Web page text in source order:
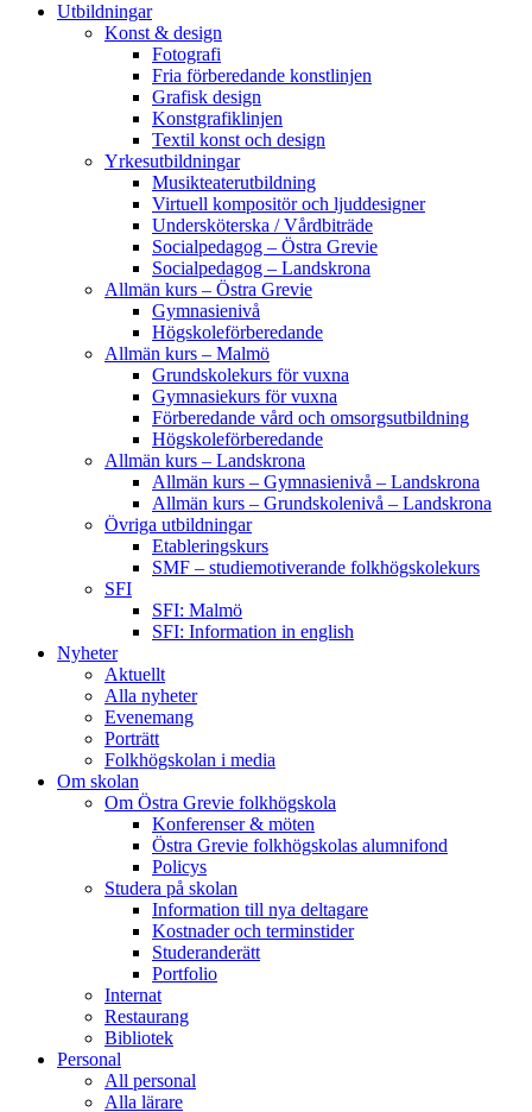
Utbildningar
Konst & design
Fotografi
Fria förberedande konstlinjen
Grafisk design
Konstgrafiklinjen
Textil konst och design
Yrkesutbildningar
Musikteaterutbildning
Virtuell kompositör och ljuddesigner
Undersköterska / Vårdbiträde
Socialpedagog – Östra Grevie
Socialpedagog – Landskrona
Allmän kurs – Östra Grevie
Gymnasienivå
Högskoleförberedande
Allmän kurs – Malmö
Grundskolekurs för vuxna
Gymnasiekurs för vuxna
Förberedande vård och omsorgsutbildning
Högskoleförberedande
Allmän kurs – Landskrona
Allmän kurs – Gymnasienivå – Landskrona
Allmän kurs – Grundskolenivå – Landskrona
Övriga utbildningar
Etableringskurs
SMF – studiemotiverande folkhögskolekurs
SFI
SFI: Malmö
SFI: Information in english
Nyheter
Aktuellt
Alla nyheter
Evenemang
Porträtt
Folkhögskolan i media
Om skolan
Om Östra Grevie folkhögskola
Konferenser & möten
Östra Grevie folkhögskolas alumnifond
Policys
Studera på skolan
Information till nya deltagare
Kostnader och terminstider
Studeranderätt
Portfolio
Internat
Restaurang
Bibliotek
Personal
All personal
Alla lärare